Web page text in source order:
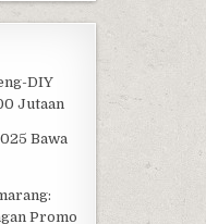
DIY
Jutaan
Bawa
Promo